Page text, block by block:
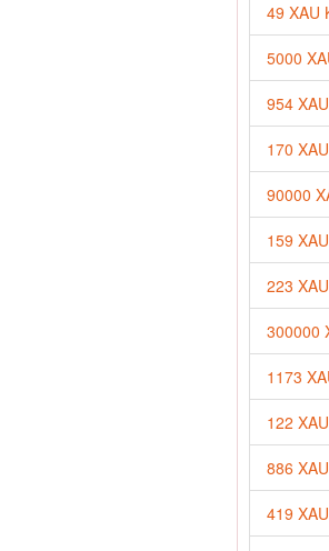
49 XAU
5000
954
170
90000
159
223
300000
1173
122
886
419